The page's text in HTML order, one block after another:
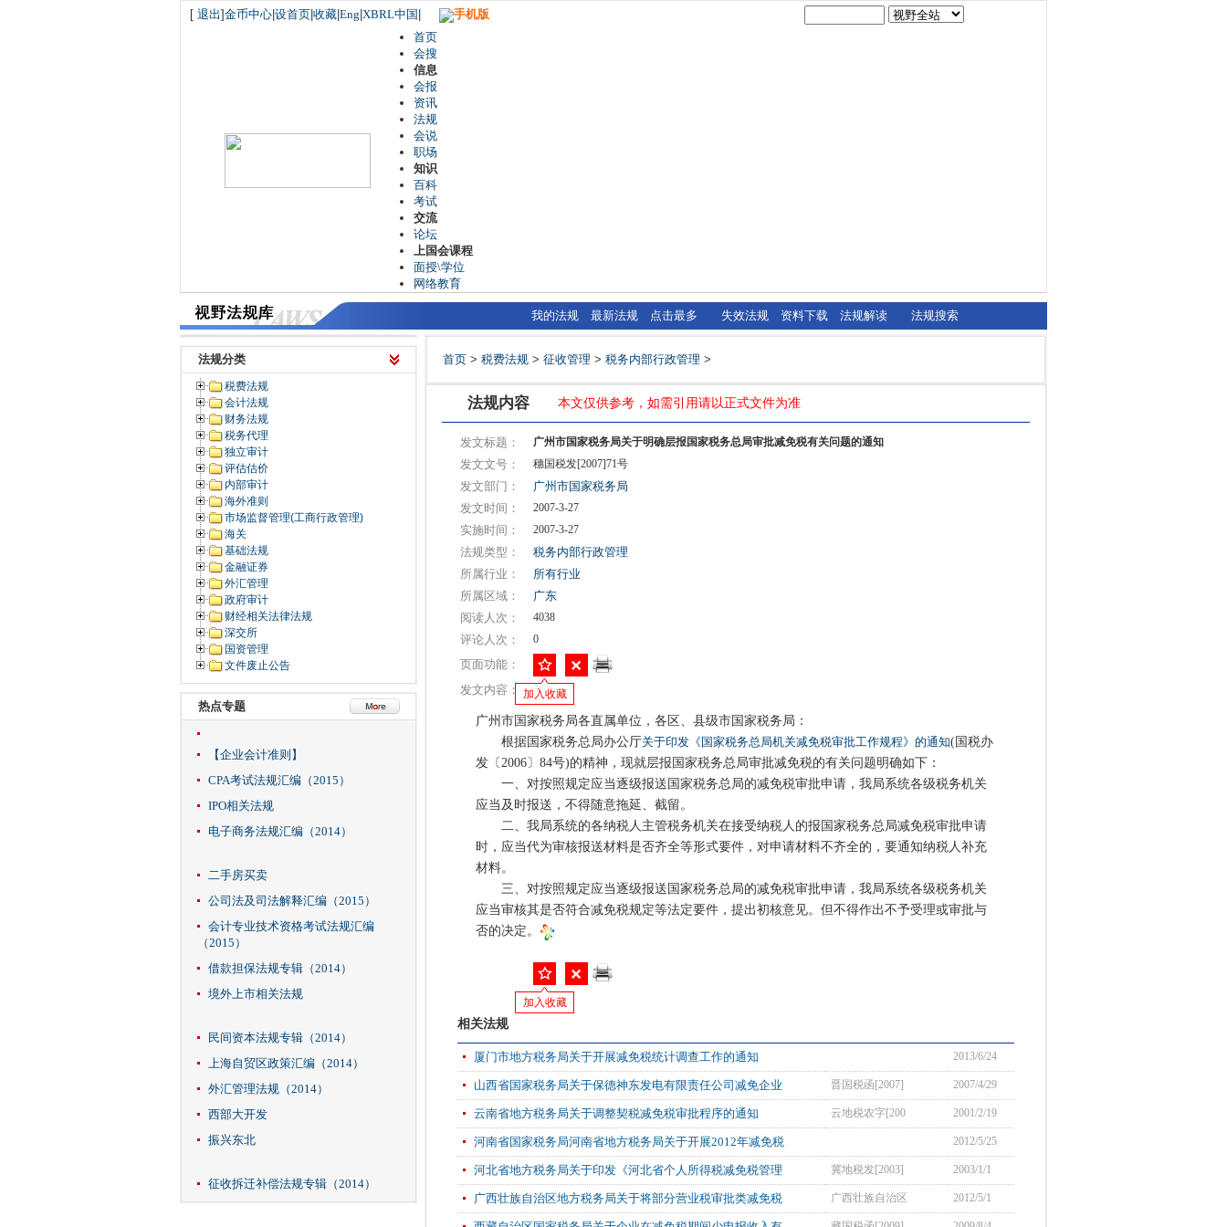
[ 退出]金币中心 设首页 收藏 Eng XBRL中国
手机版
首页
会搜
信息
会报
资讯
法规
会说
职场
知识
百科
考试
交流
论坛
上国会课程
面授\学位
网络教育
我的法规 最新法规 点击最多 失效法规 资料下载 法规解读 法规搜索
法规分类
税费法规
会计法规
财务法规
税务代理
独立审计
评估估价
内部审计
海外准则
市场监督管理(工商行政管理)
海关
基础法规
金融证券
外汇管理
政府审计
财经相关法律法规
深交所
国资管理
文件废止公告
热点专题
【企业会计准则】
CPA考试法规汇编（2015）
IPO相关法规
电子商务法规汇编（2014）
二手房买卖
公司法及司法解释汇编（2015）
会计专业技术资格考试法规汇编
（2015）
借款担保法规专辑（2014）
境外上市相关法规
民间资本法规专辑（2014）
上海自贸区政策汇编（2014）
外汇管理法规（2014）
西部大开发
振兴东北
征收拆迁补偿法规专辑（2014）
首页 > 税费法规 > 征收管理 > 税务内部行政管理 >
法规内容 本文仅供参考，如需引用请以正式文件为准
发文标题： 广州市国家税务局关于明确层报国家税务总局审批减免税有关问题的通知
发文文号： 穗国税发[2007]71号
发文部门：
广州市国家税务局
发文时间：
2007-3-27
实施时间： 2007-3-27
法规类型：
税务内部行政管理
所属行业：
所有行业
所属区域：
广东
阅读人次：
4038
评论人次： 0
页面功能：
加入收藏
发文内容：
广州市国家税务局各直属单位，各区、县级市国家税务局：
根据国家税务总局办公厅关于印发《国家税务总局机关减免税审批工作规程》的通知(国税办
发〔2006〕84号)的精神，现就层报国家税务总局审批减免税的有关问题明确如下：
一、对按照规定应当逐级报送国家税务总局的减免税审批申请，我局系统各级税务机关
应当及时报送，不得随意拖延、截留。
二、我局系统的各纳税人主管税务机关在接受纳税人的报国家税务总局减免税审批申请
时，应当代为审核报送材料是否齐全等形式要件，对申请材料不齐全的，要通知纳税人补充
材料。
三、对按照规定应当逐级报送国家税务总局的减免税审批申请，我局系统各级税务机关
应当审核其是否符合减免税规定等法定要件，提出初核意见。但不得作出不予受理或审批与
否的决定。
加入收藏
相关法规
厦门市地方税务局关于开展减免税统计调查工作的通知 2013/6/24
山西省国家税务局关于保德神东发电有限责任公司减免企业 晋国税函[2007] 2007/4/29
云南省地方税务局关于调整契税减免税审批程序的通知 云地税农字[200 2001/2/19
河南省国家税务局河南省地方税务局关于开展2012年减免税 2012/5/25
河北省地方税务局关于印发《河北省个人所得税减免税管理 冀地税发[2003] 2003/1/1
广西壮族自治区地方税务局关于将部分营业税审批类减免税 广西壮族自治区 2012/5/1